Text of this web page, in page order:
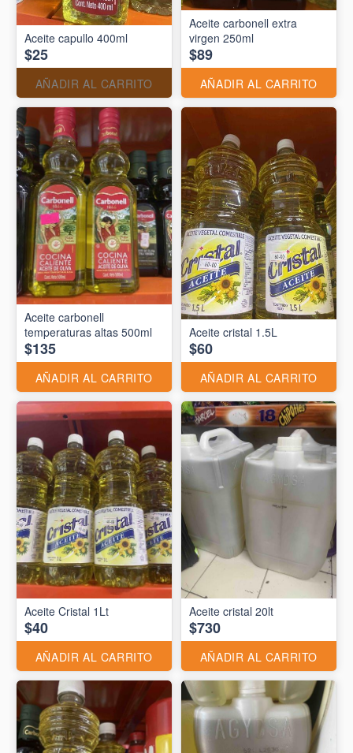
Aceite capullo 400ml
$25
AÑADIR AL CARRITO
Aceite carbonell extra
virgen 250ml
$89
AÑADIR AL CARRITO
Aceite carbonell
temperaturas altas 500ml
$135
AÑADIR AL CARRITO
Aceite cristal 1.5L
$60
AÑADIR AL CARRITO
Aceite Cristal 1Lt
$40
AÑADIR AL CARRITO
Aceite cristal 20lt
$730
AÑADIR AL CARRITO